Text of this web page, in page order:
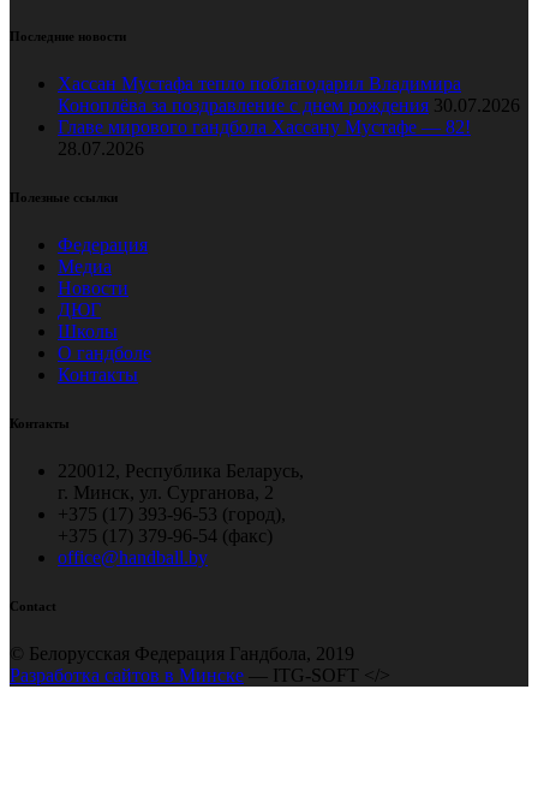
Последние новости
Хассан Мустафа тепло поблагодарил Владимира
Коноплёва за поздравление с днем рождения 30.07.2026
Главе мирового гандбола Хассану Мустафе — 82!
28.07.2026
Полезные ссылки
Федерация
Медиа
Новости
ДЮГ
Школы
О гандболе
Контакты
Контакты
220012, Республика Беларусь,
г. Минск, ул. Сурганова, 2
+375 (17) 393-96-53 (город),
+375 (17) 379-96-54 (факс)
office@handball.by
Contact
© Белорусская Федерация Гандбола, 2019
Разработка сайтов в Минске — ITG-SOFT </>